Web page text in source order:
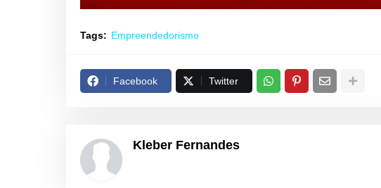
Tags: Empreendedorismo
Facebook Twitter
Kleber Fernandes